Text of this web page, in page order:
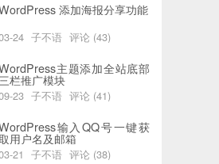
添加海报分享功能
24 子不语 评论 (43)
主题添加全站底部
三栏推广模块
23 子不语 评论 (41)
输入QQ号一键获
用户名及邮箱
21 子不语 评论 (38)